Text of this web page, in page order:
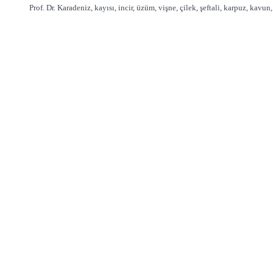
Prof. Dr. Karadeniz, kayısı, incir, üzüm, vişne, çilek, şeftali, karpuz,